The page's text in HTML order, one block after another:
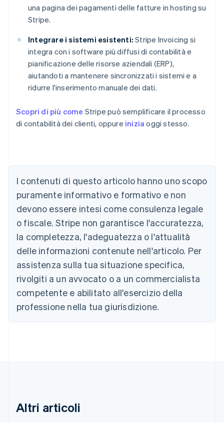
una pagina dei pagamenti delle fatture in hosting su
Stripe.
Integrare i sistemi esistenti: Stripe Invoicing si
integra con i software più diffusi di contabilità e
pianificazione delle risorse aziendali (ERP),
aiutandoti a mantenere sincronizzati i sistemi e a
ridurre l'inserimento manuale dei dati.
Scopri di più come Stripe può semplificare il processo
di contabilità dei clienti, oppure inizia oggi stesso.
I contenuti di questo articolo hanno uno scopo
puramente informativo e formativo e non
devono essere intesi come consulenza legale
o fiscale. Stripe non garantisce l'accuratezza,
la completezza, l'adeguatezza o l'attualità
delle informazioni contenute nell'articolo. Per
assistenza sulla tua situazione specifica,
rivolgiti a un avvocato o a un commercialista
competente e abilitato all'esercizio della
professione nella tua giurisdizione.
Altri articoli
English
Austria
Deutsch English
Belgio
NederlandsFrançaisDeutschEnglish
PortuguêsEnglish
Bulgaria
English
Canada
English Français
Cina continentale
Cipro
English
EnglishSvenska